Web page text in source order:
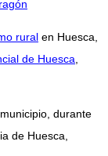
rural en Huesca,
de Huesca
durante
de Huesca,